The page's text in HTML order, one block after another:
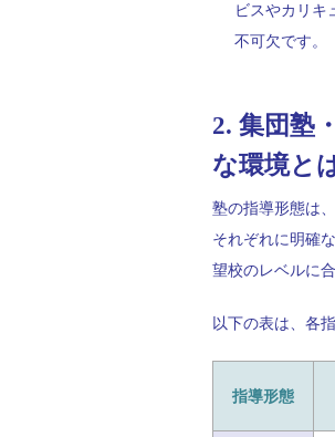
ビスやカリキ
不可欠です。
2. 集団塾
な環境と
塾の指導形態は
それぞれに明確
望校のレベルに
以下の表は、各
指導形態